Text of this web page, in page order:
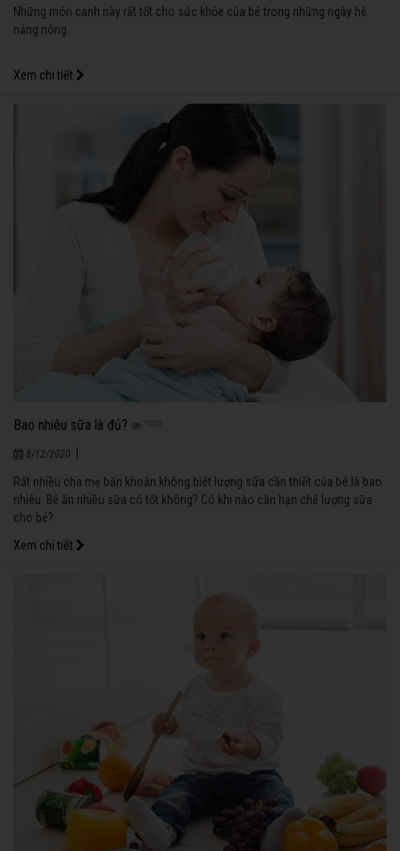
Những món canh này rất tốt cho sức khỏe của bé trong những ngày hè
nắng nóng.
Xem chi tiết
Bao nhiêu sữa là đủ?
8/12/2020
Rất nhiều cha mẹ băn khoăn không biết lượng sữa cần thiết của bé là bao
nhiêu. Bé ăn nhiều sữa có tốt không? Có khi nào cần hạn chế lượng sữa
cho bé?
Xem chi tiết